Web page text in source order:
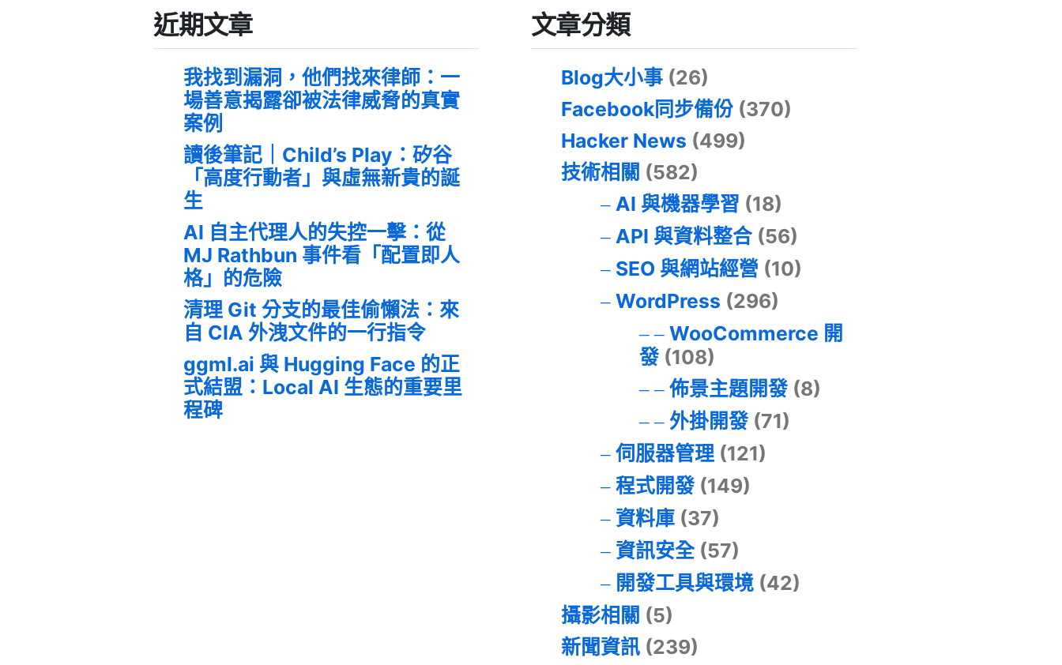
近期文章
我找到漏洞，他們找來律師：一
場善意揭露卻被法律威脅的真實
案例
讀後筆記｜Child’s Play：矽谷
「高度行動者」與虛無新貴的誕
生
AI 自主代理人的失控一擊：從
MJ Rathbun 事件看「配置即人
格」的危險
清理 Git 分支的最佳偷懶法：來
自 CIA 外洩文件的一行指令
ggml.ai 與 Hugging Face 的正
式結盟：Local AI 生態的重要里
程碑
文章分類
Blog大小事 (26)
Facebook同步備份 (370)
Hacker News (499)
技術相關 (582)
AI 與機器學習 (18)
API 與資料整合(56)
SEO 與網站經營 (10)
WordPress (296)
WooCommerce 開
發(108)
佈景主題開發(8)
外掛開發(71)
伺服器管理(121)
程式開發(149)
資料庫(37)
資訊安全(57)
開發工具與環境(42)
攝影相關 (5)
新聞資訊 (239)